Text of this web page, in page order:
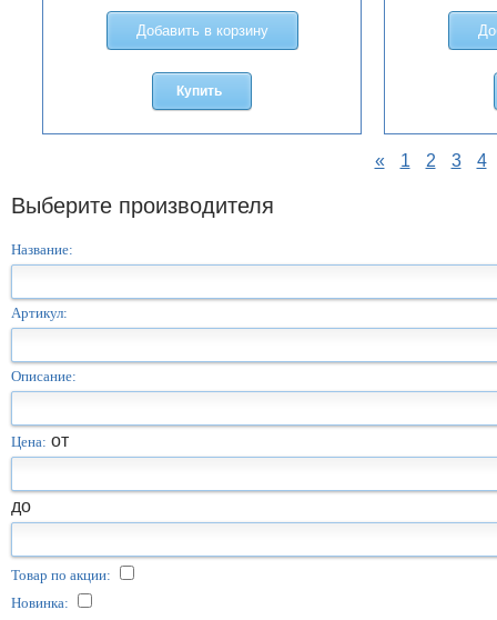
Выберите производителя
Название:
Артикул:
Описание:
Цена: от
до
Товар по акции:
Новинка:
Добавить в корзину
Купить
« 1 2 3 4